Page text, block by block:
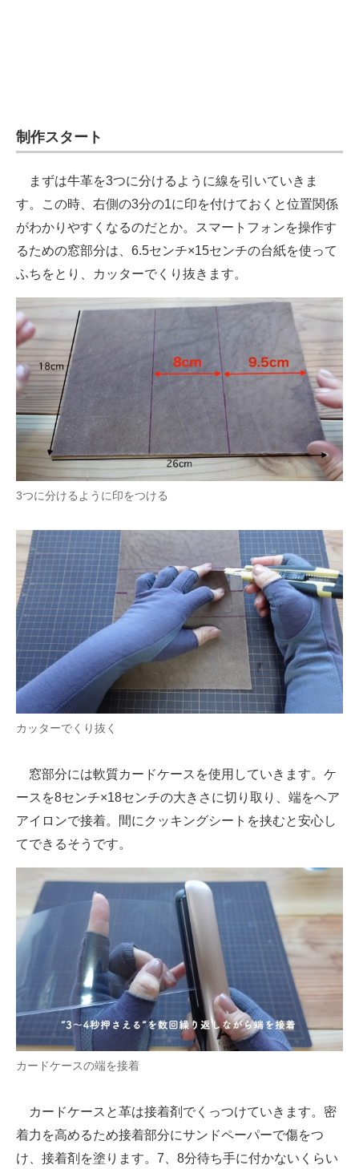
制作スタート
まずは牛革を3つに分けるように線を引いていきま
す。この時、右側の3分の1に印を付けておくと位置関係
がわかりやすくなるのだとか。スマートフォンを操作す
るための窓部分は、6.5センチ×15センチの台紙を使って
ふちをとり、カッターでくり抜きます。
3つに分けるように印をつける
カッターでくり抜く
窓部分には軟質カードケースを使用していきます。ケ
ースを8センチ×18センチの大きさに切り取り、端をヘア
アイロンで接着。間にクッキングシートを挟むと安心し
てできるそうです。
カードケースの端を接着
カードケースと革は接着剤でくっつけていきます。密
着力を高めるため接着部分にサンドペーパーで傷をつ
け、接着剤を塗ります。7、8分待ち手に付かないくらい